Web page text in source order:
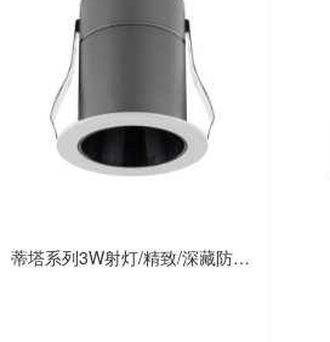
蒂塔系列3W射灯/精致/深藏防眩/